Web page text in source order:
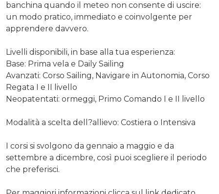
banchina quando il meteo non consente di uscire:
un modo pratico, immediato e coinvolgente per
apprendere davvero.
Livelli disponibili, in base alla tua esperienza:
Base: Prima vela e Daily Sailing
Avanzati: Corso Sailing, Navigare in Autonomia, Corso
Regata I e II livello
Neopatentati: ormeggi, Primo Comando I e II livello
Modalità a scelta dell?allievo: Costiera o Intensiva
I corsi si svolgono da gennaio a maggio e da
settembre a dicembre, così puoi scegliere il periodo
che preferisci.